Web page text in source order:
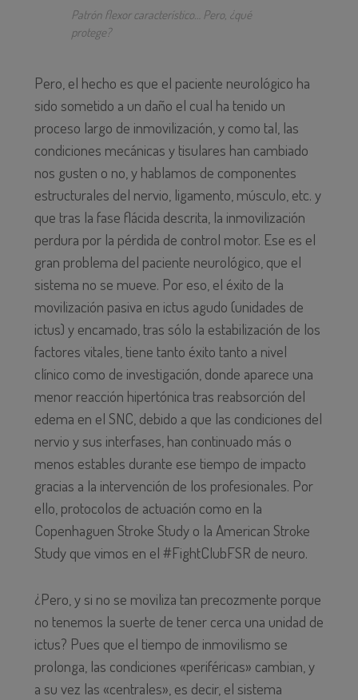
Patrón flexor característico… Pero, ¿qué
protege?
Pero, el hecho es que el paciente neurológico ha
sido sometido a un daño el cual ha tenido un
proceso largo de inmovilización, y como tal, las
condiciones mecánicas y tisulares han cambiado
nos gusten o no, y hablamos de componentes
estructurales del nervio, ligamento, músculo, etc. y
que tras la fase flácida descrita, la inmovilización
perdura por la pérdida de control motor. Ese es el
gran problema del paciente neurológico, que el
sistema no se mueve. Por eso, el éxito de la
movilización pasiva en ictus agudo (unidades de
ictus) y encamado, tras sólo la estabilización de los
factores vitales, tiene tanto éxito tanto a nivel
clínico como de investigación, donde aparece una
menor reacción hipertónica tras reabsorción del
edema en el SNC, debido a que las condiciones del
nervio y sus interfases, han continuado más o
menos estables durante ese tiempo de impacto
gracias a la intervención de los profesionales. Por
ello, protocolos de actuación como en la
Copenhaguen Stroke Study o la American Stroke
Study que vimos en el #FightClubFSR de neuro.
¿Pero, y si no se moviliza tan precozmente porque
no tenemos la suerte de tener cerca una unidad de
ictus? Pues que el tiempo de inmovilismo se
prolonga, las condiciones «periféricas» cambian, y
a su vez las «centrales», es decir, el sistema